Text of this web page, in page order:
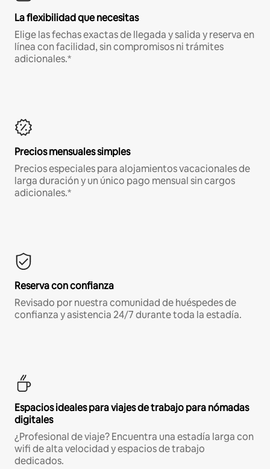
La flexibilidad que necesitas
Elige las fechas exactas de llegada y salida y reserva en
línea con facilidad, sin compromisos ni trámites
adicionales.*
Precios mensuales simples
Precios especiales para alojamientos vacacionales de
larga duración y un único pago mensual sin cargos
adicionales.*
Reserva con confianza
Revisado por nuestra comunidad de huéspedes de
confianza y asistencia 24/7 durante toda la estadía.
Espacios ideales para viajes de trabajo para nómadas
digitales
¿Profesional de viaje? Encuentra una estadía larga con
wifi de alta velocidad y espacios de trabajo
dedicados.